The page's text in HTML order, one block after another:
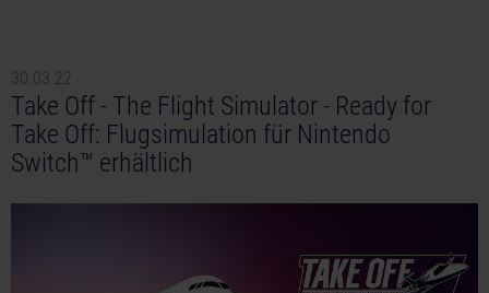
30.03.22
Take Off - The Flight Simulator - Ready for
Take Off: Flugsimulation für Nintendo
Switch™ erhältlich